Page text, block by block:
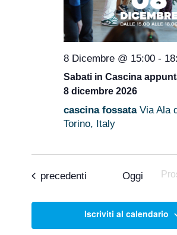
8 Dicembre @ 15:00 -
Sabati in Cascina
8 dicembre 2026
cascina fossataVia Ala
Torino, Italy
Eventi
precedenti Oggi
Iscriviti al calendario